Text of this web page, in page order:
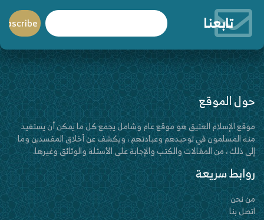
تابعنا
حول الموقع
موقع الإسلام العتيق هو موقع عام وشامل يجمع كل ما يمكن أن يستفيد
منه المسلمون في توحيدهم وعبادتهم ، ويكشف عن أخلاق المفسدين وما
إلى ذلك ، من المقالات والكتب والإجابة على الأسئلة والوثائق وغيرها.
روابط سريعة
من نحن
اتصل بنا